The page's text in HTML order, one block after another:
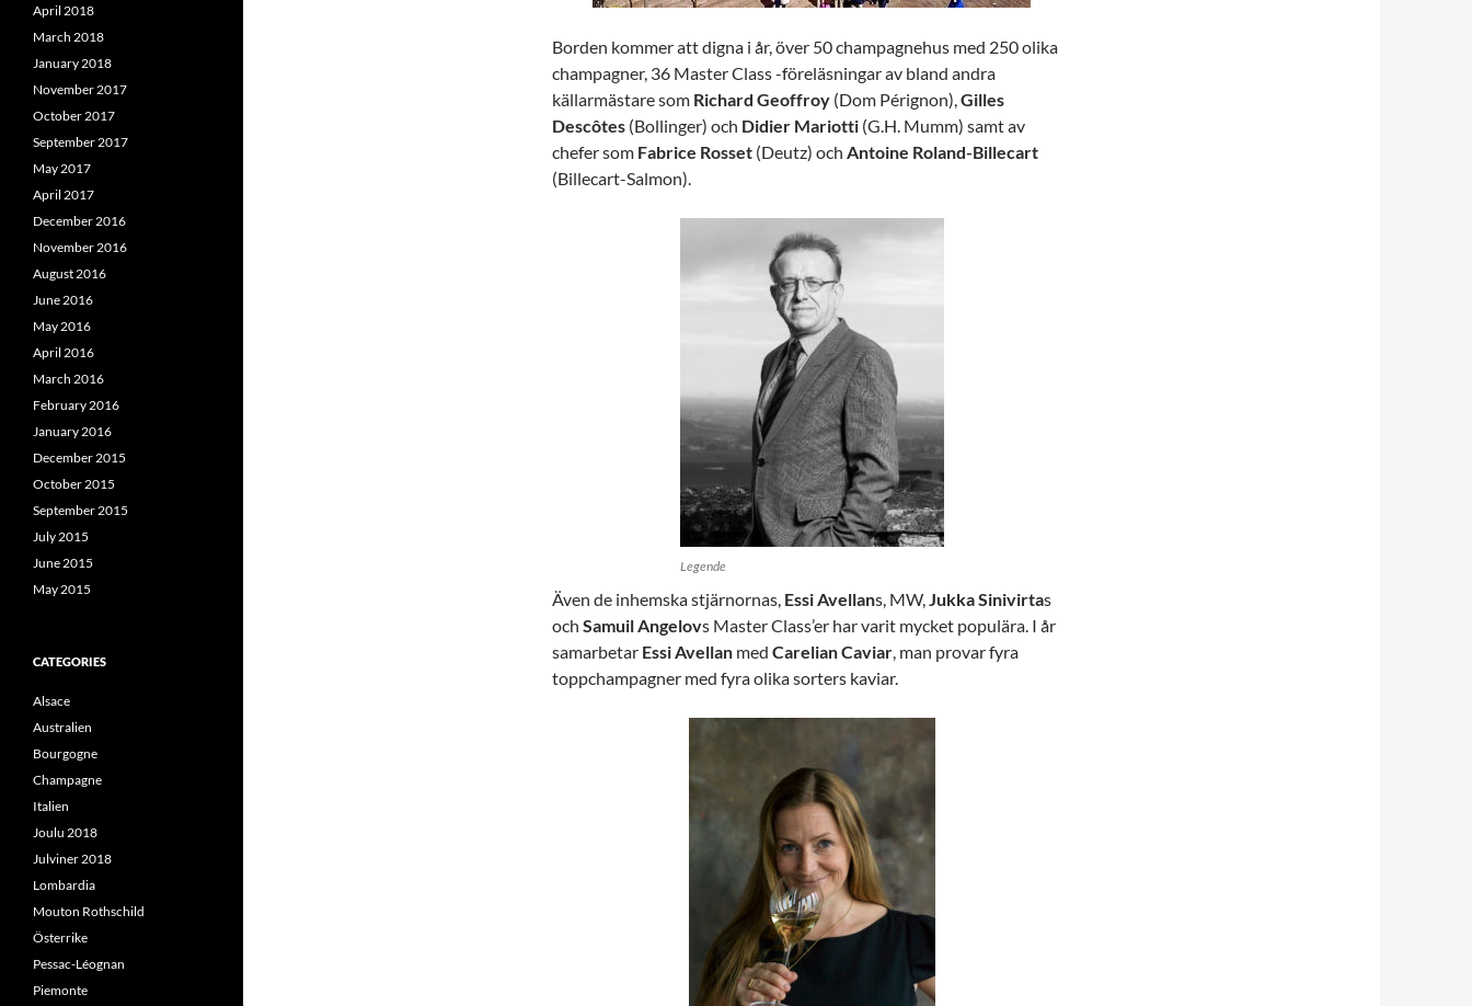
Borden kommer att digna i år, över 50 champagnehus med 250 olika
champagner, 36 Master Class -föreläsningar av bland andra
källarmästare som Richard Geoffroy (Dom Pérignon),Gilles
Descôtes (Bollinger) och Didier Mariotti (G.H. Mumm) samt av
chefer som Fabrice Rosset (Deutz) och Antoine Roland-Billecart
(Billecart-Salmon).
Legende
Även de inhemska stjärnornas, Essi Avellans, MW,Jukka Sinivirtas
och Samuil Angelovs Master Class’er har varit mycket populära. I år
samarbetar Essi Avellan med Carelian Caviar, man provar fyra
toppchampagner med fyra olika sorters kaviar.
April 2018
March 2018
January 2018
November 2017
October 2017
September 2017
May 2017
April 2017
December 2016
November 2016
August 2016
June 2016
May 2016
April 2016
March 2016
February 2016
January 2016
December 2015
October 2015
September 2015
July 2015
June 2015
May 2015
CATEGORIES
Alsace
Australien
Bourgogne
Champagne
Italien
Joulu 2018
Julviner 2018
Lombardia
Mouton Rothschild
Österrike
Pessac-Léognan
Piemonte